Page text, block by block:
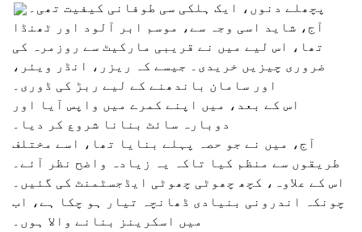
پچھلے دنوں، ایک ہلکی سی طوفانی کیفیت تھی۔
آج، شاید اسی وجہ سے، موسم ابر آلود اور ٹھنڈا
تھا، اس لیے میں نے قریبی مارکیٹ سے روزمرہ کی
ضروری چیزیں خریدی۔ جیسے کہ ریزر، انڈر ویئر،
اور سامان باندھنے کے لیے ربڑ کی ڈوری۔
اس کے بعد، میں اپنے کمرے میں واپس آیا اور
دوبارہ سائٹ بنانا شروع کر دیا۔
آج، میں نے جو حصہ پہلے بنایا تھا، اسے مختلف
طریقوں سے منظم کیا تاکہ یہ زیادہ واضح نظر آئے۔
اس کے علاوہ، کچھ چھوٹی چھوٹی ایڈجسٹمنٹ کی گئیں۔
چونکہ اندرونی بنیادی ڈھانچہ تیار ہو چکا ہے، اب
میں اسکرینز بنانے والا ہوں۔